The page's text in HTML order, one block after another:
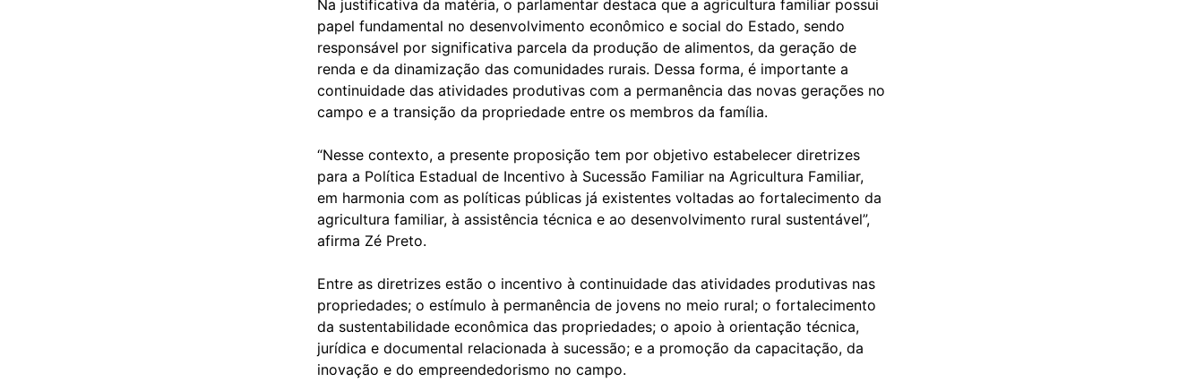
Na justificativa da matéria, o parlamentar destaca que a agricultura familiar possui
papel fundamental no desenvolvimento econômico e social do Estado, sendo
responsável por significativa parcela da produção de alimentos, da geração de
renda e da dinamização das comunidades rurais. Dessa forma, é importante a
continuidade das atividades produtivas com a permanência das novas gerações no
campo e a transição da propriedade entre os membros da família.
“Nesse contexto, a presente proposição tem por objetivo estabelecer diretrizes
para a Política Estadual de Incentivo à Sucessão Familiar na Agricultura Familiar,
em harmonia com as políticas públicas já existentes voltadas ao fortalecimento da
agricultura familiar, à assistência técnica e ao desenvolvimento rural sustentável”,
afirma Zé Preto.
Entre as diretrizes estão o incentivo à continuidade das atividades produtivas nas
propriedades; o estímulo à permanência de jovens no meio rural; o fortalecimento
da sustentabilidade econômica das propriedades; o apoio à orientação técnica,
jurídica e documental relacionada à sucessão; e a promoção da capacitação, da
inovação e do empreendedorismo no campo.